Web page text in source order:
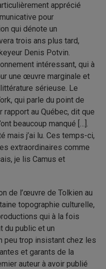
apprécié
pour
qui dénote un
trois ans plus tard,
Denis Potvin.
intéressant, qui à
une œuvre marginale et
sérieuse. Le
qui parle du point de
rapport au Québec, dit que
beaucoup manqué […].
mais j’ai lu. Ces temps-ci,
extraordinaires comme
je lis Camus et
de l’œuvre de Tolkien au
topographie culturelle,
qui à la fois
du public et un
peu trop insistant chez les
et garants de la
auteur à avoir publié